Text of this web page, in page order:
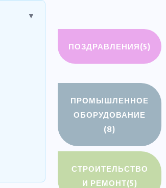
▼
ПОЗДРАВЛЕНИЯ(5)
ПРОМЫШЛЕННОЕ
ОБОРУДОВАНИЕ
(8)
СТРОИТЕЛЬСТВО
И РЕМОНТ(5)